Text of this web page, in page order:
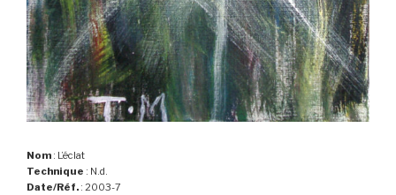
Nom : L’éclat
Technique : N.d.
Date/Réf. : 2003-7